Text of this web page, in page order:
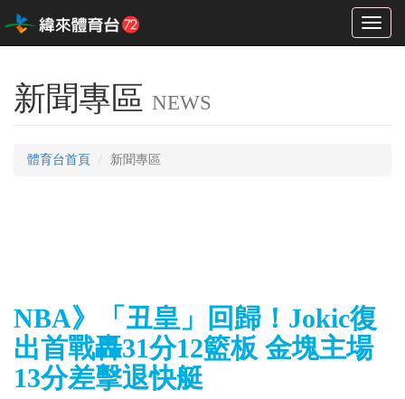
Toggle
新聞專區 NEWS
體育台首頁 新聞專區
NBA》「丑皇」回歸！Jokic復
出首戰轟31分12籃板 金塊主場
13分差擊退快艇